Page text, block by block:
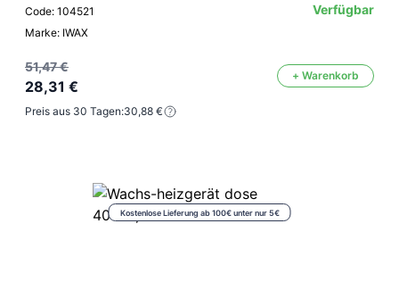
Code: 104521
Marke: IWAX
Verfügbar
51,47 €
28,31 €
+ Warenkorb
Preis aus 30 Tagen:30,88 €
Kostenlose Lieferung ab 100€ unter nur 5€